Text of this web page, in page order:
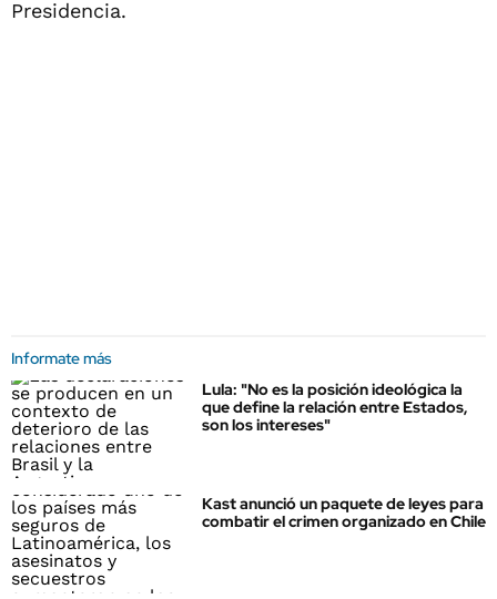
Presidencia.
Informate más
Lula: "No es la posición ideológica la
que define la relación entre Estados,
son los intereses"
Kast anunció un paquete de leyes para
combatir el crimen organizado en Chile